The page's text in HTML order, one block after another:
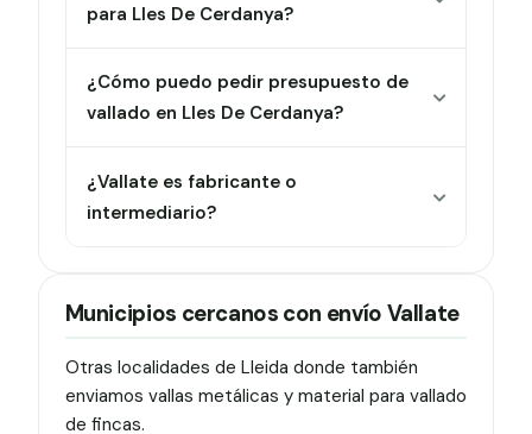
para Lles De Cerdanya?
¿Cómo puedo pedir presupuesto de
vallado en Lles De Cerdanya?
¿Vallate es fabricante o
intermediario?
Municipios cercanos con envío Vallate
Otras localidades de Lleida donde también
enviamos vallas metálicas y material para vallado
de fincas.